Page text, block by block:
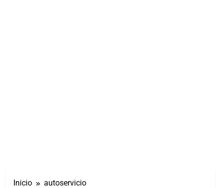
Inicio autoservicio